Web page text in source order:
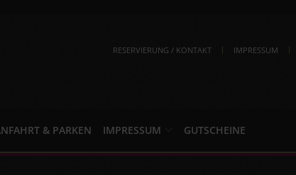
RESERVIERUNG / KONTAKT IMPRESSUM
& PARKEN IMPRESSUM GUTSCHEINE